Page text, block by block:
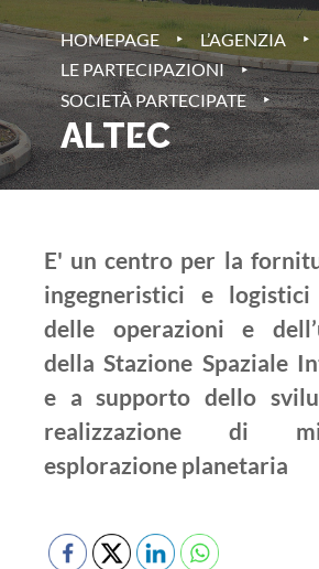
HOMEPAGE ‣ L’AGENZIA ‣
LE PARTECIPAZIONI ‣
SOCIETÀ PARTECIPATE ‣
ALTEC
E' un centro per la
ingegneristici e
delle operazioni e
della Stazione Spaziale
e a supporto dello
realizzazione di
esplorazione planetaria